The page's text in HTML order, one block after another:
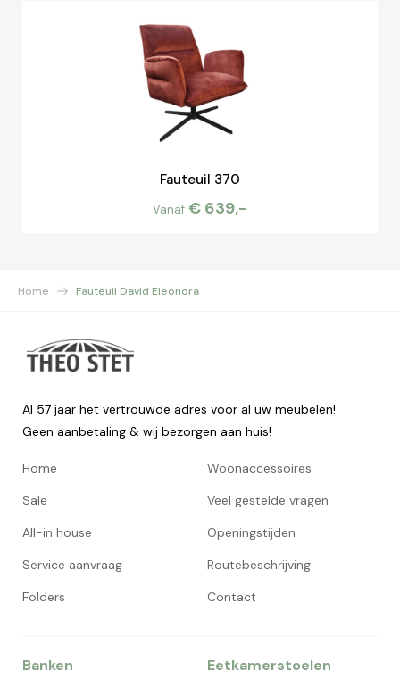
Fauteuil 370
Vanaf € 639,-
Home Fauteuil David Eleonora
Al 57 jaar het vertrouwde adres voor al uw meubelen!
Geen aanbetaling & wij bezorgen aan huis!
Home
Sale
All-in house
Service aanvraag
Folders
Woonaccessoires
Veel gestelde vragen
Openingstijden
Routebeschrijving
Contact
Banken Eetkamerstoelen